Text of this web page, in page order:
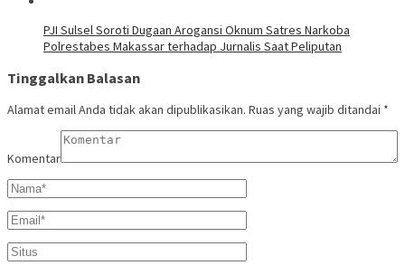
PJI Sulsel Soroti Dugaan Arogansi Oknum Satres Narkoba
Polrestabes Makassar terhadap Jurnalis Saat Peliputan
Tinggalkan Balasan
Alamat email Anda tidak akan dipublikasikan. Ruas yang wajib ditandai *
Komentar